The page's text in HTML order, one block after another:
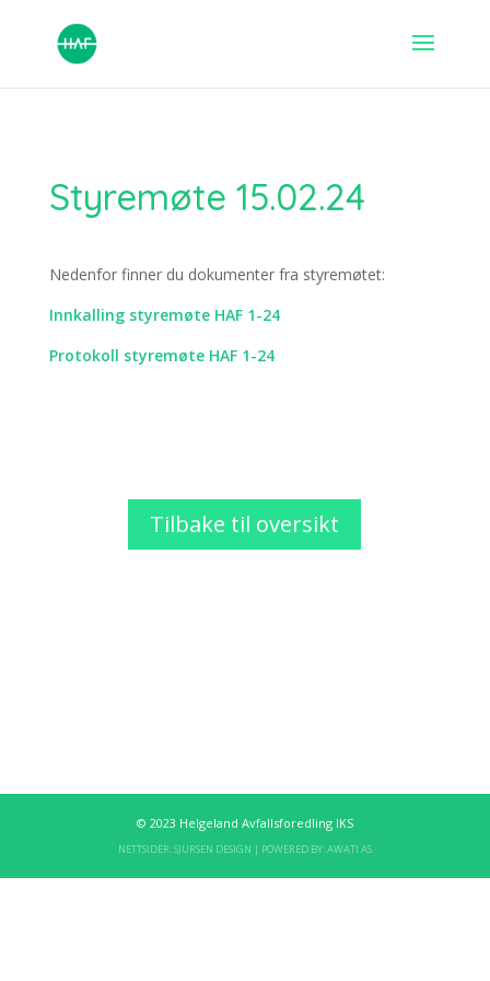
Styremøte 15.02.24
Nedenfor finner du dokumenter fra styremøtet:
Innkalling styremøte HAF 1-24
Protokoll styremøte HAF 1-24
Tilbake til oversikt
© 2023 Helgeland Avfallsforedling IKS
NETTSIDER:SJURSEN DESIGN | POWERED BY:AWATI AS